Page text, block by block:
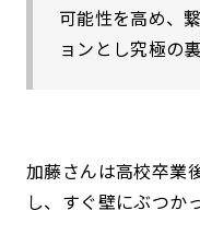
可能性を高め、
ョンとし究極の
加藤さんは高校卒業
し、すぐ壁にぶつか